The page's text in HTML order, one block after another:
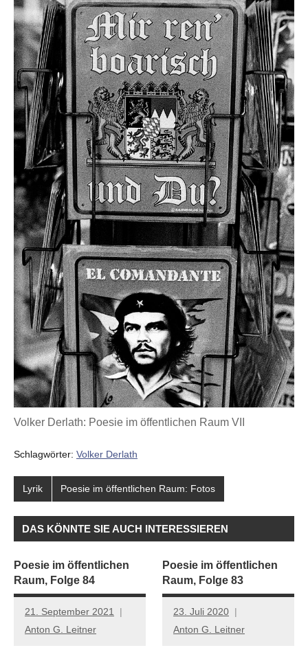
Volker Derlath: Poesie im öffentlichen Raum VII
Schlagwörter: Volker Derlath
Lyrik Poesie im öffentlichen Raum: Fotos
DAS KÖNNTE SIE AUCH INTERESSIEREN
Poesie im öffentlichen
Raum, Folge 84
21. September 2021
Anton G. Leitner
Poesie im öffentlichen
Raum, Folge 83
23. Juli 2020
Anton G. Leitner